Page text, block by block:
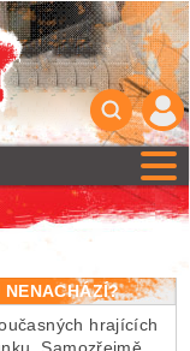
NENACHÁZÍ?
hrajících